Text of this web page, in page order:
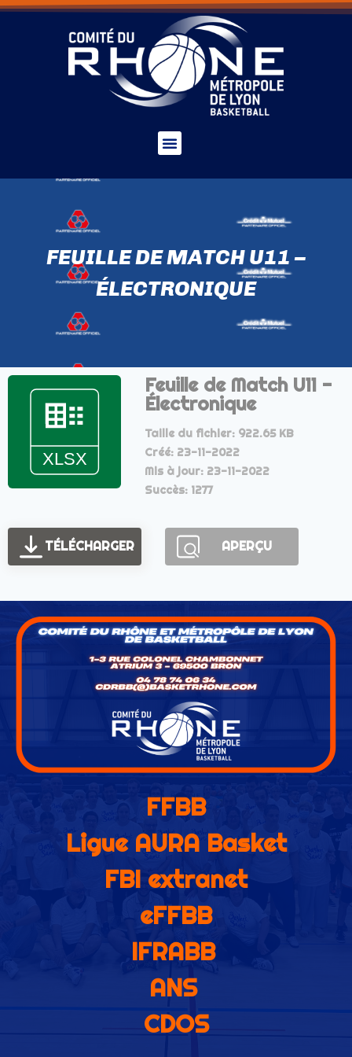
FEUILLE DE MATCH U11 –
ÉLECTRONIQUE
Feuille de Match U11 -
Électronique
Taille du fichier: 922.65 KB
Créé: 23-11-2022
Mis à jour: 23-11-2022
Succès: 1277
TÉLÉCHARGER APERÇU
FFBB
Ligue AURA Basket
FBI extranet
eFFBB
IFRABB
ANS
CDOS